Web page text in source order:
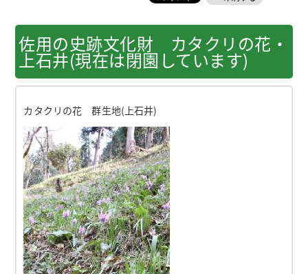
佐用の史跡文化財 カタクリの花・
上石井(現在は閉園しています)
カタクリの花 群生地(上石井)